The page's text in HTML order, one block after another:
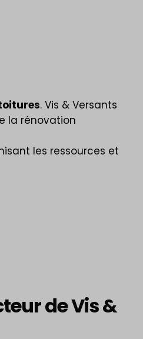
. Vis & Versants
la rénovation
les ressources et
de Vis &